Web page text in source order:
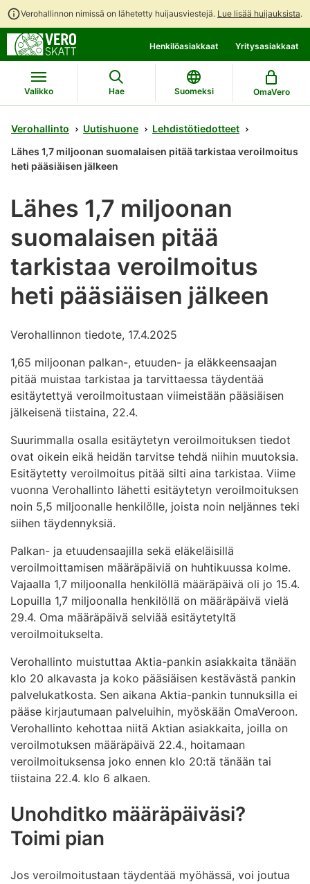
Verohallinnon nimissä on lähetetty huijausviestejä. Lue lisää huijauksista.
suoraan
sisältöön
koko
sivuston
hakuun
Henkilöasiakkaat Yritysasiakkaat
Valikko Hae Suomeksi OmaVero
Verohallinto Uutishuone
Lehdistötiedotteet
Lähes 1,7 miljoonan suomalaisen pitää tarkistaa veroilmoitus
heti pääsiäisen jälkeen
Lähes 1,7 miljoonan
suomalaisen pitää
tarkistaa veroilmoitus
heti pääsiäisen jälkeen
Verohallinnon tiedote, 17.4.2025
1,65 miljoonan palkan-, etuuden- ja eläkkeensaajan
pitää muistaa tarkistaa ja tarvittaessa täydentää
esitäytettyä veroilmoitustaan viimeistään pääsiäisen
jälkeisenä tiistaina, 22.4.
Suurimmalla osalla esitäytetyn veroilmoituksen tiedot
ovat oikein eikä heidän tarvitse tehdä niihin muutoksia.
Esitäytetty veroilmoitus pitää silti aina tarkistaa. Viime
vuonna Verohallinto lähetti esitäytetyn veroilmoituksen
noin 5,5 miljoonalle henkilölle, joista noin neljännes teki
siihen täydennyksiä.
Palkan- ja etuudensaajilla sekä eläkeläisillä
veroilmoittamisen määräpäiviä on huhtikuussa kolme.
Vajaalla 1,7 miljoonalla henkilöllä määräpäivä oli jo 15.4.
Lopuilla 1,7 miljoonalla henkilöllä on määräpäivä vielä
29.4. Oma määräpäivä selviää esitäytetyltä
veroilmoitukselta.
Verohallinto muistuttaa Aktia-pankin asiakkaita tänään
klo 20 alkavasta ja koko pääsiäisen kestävästä pankin
palvelukatkosta. Sen aikana Aktia-pankin tunnuksilla ei
pääse kirjautumaan palveluihin, myöskään OmaVeroon.
Verohallinto kehottaa niitä Aktian asiakkaita, joilla on
veroilmotuksen määräpäivä 22.4., hoitamaan
veroilmoituksensa joko ennen klo 20:tä tänään tai
tiistaina 22.4. klo 6 alkaen.
Unohditko määräpäiväsi?
Toimi pian
Jos veroilmoitustaan täydentää myöhässä, voi joutua